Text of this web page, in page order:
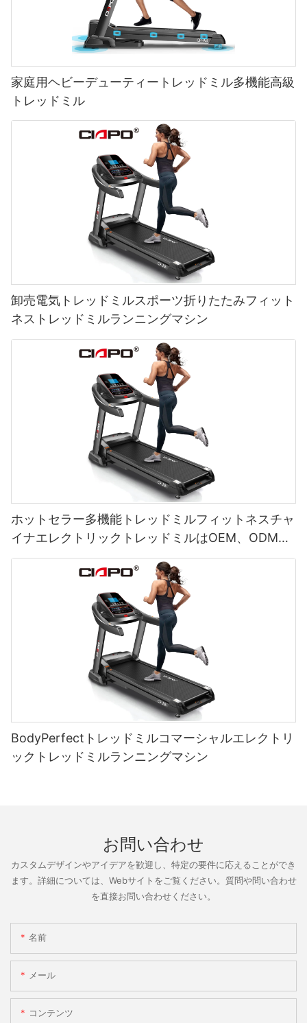
家庭用ヘビーデューティートレッドミル多機能高級
トレッドミル
卸売電気トレッドミルスポーツ折りたたみフィット
ネストレッドミルランニングマシン
ホットセラー多機能トレッドミルフィットネスチャ
イナエレクトリックトレッドミルはOEM、ODMに
なります
BodyPerfectトレッドミルコマーシャルエレクトリ
ックトレッドミルランニングマシン
お問い合わせ
カスタムデザインやアイデアを歓迎し、特定の要件に応えることができ
ます。詳細については、Webサイトをご覧ください。質問や問い合わせ
を直接お問い合わせください。
名前
メール
コンテンツ